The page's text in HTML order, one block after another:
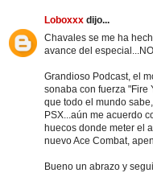
Loboxxx dijo...
Chavales se me ha
avance del
Grandioso Podcast, el
sonaba con fuerza "Fire
que todo el mundo
PSX...aún me acuerdo
huecos donde meter el
nuevo Ace Combat,
Bueno un abrazo y